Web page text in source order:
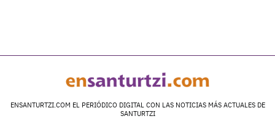
ENSANTURTZI.COM EL PERIÓDICO DIGITAL CON LAS NOTICIAS MÁS ACTUALES DE
SANTURTZI